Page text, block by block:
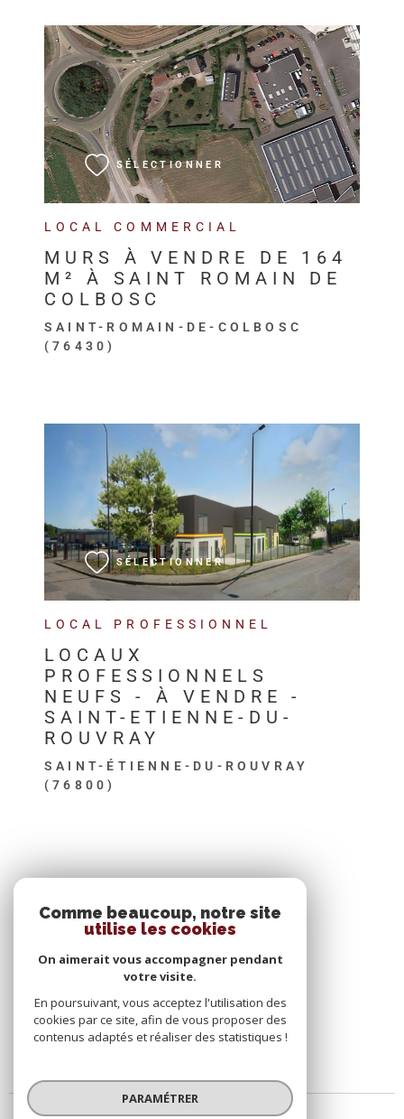
LOCAL COMMERCIAL
MURS À VENDRE DE 164
M² À SAINT ROMAIN DE
COLBOSC
SAINT-ROMAIN-DE-COLBOSC
(76430)
SÉLECTIONNER
VOIR LE BIEN
LOCAL PROFESSIONNEL
LOCAUX
PROFESSIONNELS
NEUFS - À VENDRE -
SAINT-ETIENNE-DU-
ROUVRAY
SAINT-ÉTIENNE-DU-ROUVRAY
(76800)
SÉLECTIONNER
VOIR LE BIEN
Comme beaucoup, notre site
utilise les cookies
On aimerait vous accompagner pendant
votre visite.
En poursuivant, vous acceptez l'utilisation des
cookies par ce site, afin de vous proposer des
contenus adaptés et réaliser des statistiques !
PARAMÉTRER